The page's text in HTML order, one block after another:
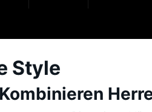
Style